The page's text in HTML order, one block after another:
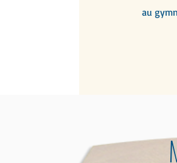
au